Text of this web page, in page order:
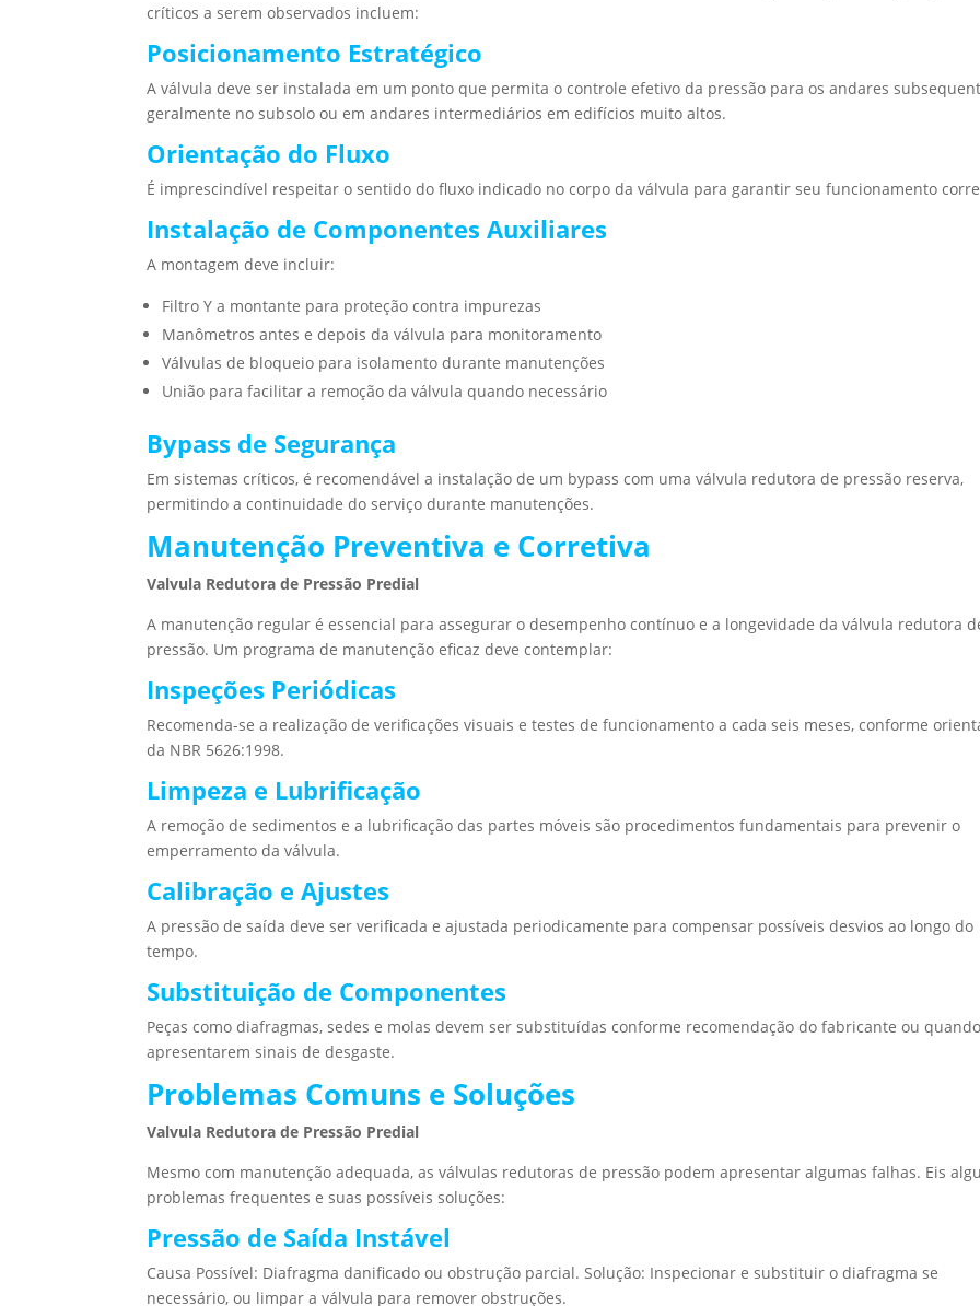
críticos a serem observados incluem:
Posicionamento Estratégico
A válvula deve ser instalada em um ponto que permita o controle efetivo da pressão para os andares
geralmente no subsolo ou em andares intermediários em edifícios muito altos.
Orientação do Fluxo
É imprescindível respeitar o sentido do fluxo indicado no corpo da válvula para garantir seu funcionamento
Instalação de Componentes Auxiliares
A montagem deve incluir:
Filtro Y a montante para proteção contra impurezas
Manômetros antes e depois da válvula para monitoramento
Válvulas de bloqueio para isolamento durante manutenções
União para facilitar a remoção da válvula quando necessário
Bypass de Segurança
Em sistemas críticos, é recomendável a instalação de um bypass com uma válvula redutora de pressão reserva,
permitindo a continuidade do serviço durante manutenções.
Manutenção Preventiva e Corretiva
Valvula Redutora de Pressão Predial
A manutenção regular é essencial para assegurar o desempenho contínuo e a longevidade da válvula redutora
pressão. Um programa de manutenção eficaz deve contemplar:
Inspeções Periódicas
Recomenda-se a realização de verificações visuais e testes de funcionamento a cada seis meses, conforme
da NBR 5626:1998.
Limpeza e Lubrificação
A remoção de sedimentos e a lubrificação das partes móveis são procedimentos fundamentais para prevenir o
emperramento da válvula.
Calibração e Ajustes
A pressão de saída deve ser verificada e ajustada periodicamente para compensar possíveis desvios ao longo do
tempo.
Substituição de Componentes
Peças como diafragmas, sedes e molas devem ser substituídas conforme recomendação do fabricante ou quando
apresentarem sinais de desgaste.
Problemas Comuns e Soluções
Valvula Redutora de Pressão Predial
Mesmo com manutenção adequada, as válvulas redutoras de pressão podem apresentar algumas falhas. Eis
problemas frequentes e suas possíveis soluções:
Pressão de Saída Instável
Causa Possível: Diafragma danificado ou obstrução parcial. Solução: Inspecionar e substituir o diafragma se
necessário, ou limpar a válvula para remover obstruções.